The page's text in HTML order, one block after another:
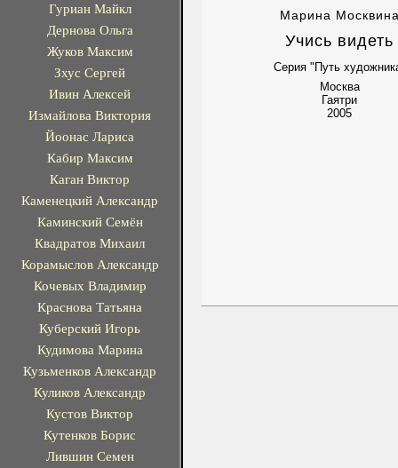
Гуриан Майкл
Дернова Ольга
Жуков Максим
Зхус Сергей
Ивин Алексей
Измайлова Виктория
Йоонас Лариса
Кабир Максим
Каган Виктор
Каменецкий Александр
Каминский Семён
Квадратов Михаил
Корамыслов Александр
Кочевых Владимир
Краснова Татьяна
Куберский Игорь
Кудимова Марина
Кузьменков Александр
Куликов Александр
Кустов Виктор
Кутенков Борис
Лившин Семен
Марина
Учись видеть
Серия "Путь
Москва
Гаятри
2005